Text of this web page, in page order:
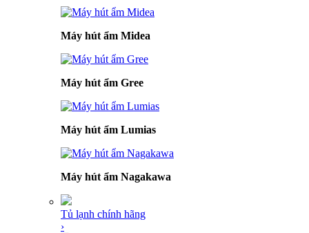
Máy hút ẩm Midea
Máy hút ẩm Gree
Máy hút ẩm Lumias
Máy hút ẩm Nagakawa
Tủ lạnh chính hãng
›